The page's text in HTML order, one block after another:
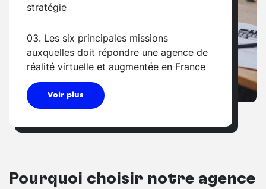
stratégie
03. Les six principales missions
auxquelles doit répondre une agence de
réalité virtuelle et augmentée en France
Voir plus
Pourquoi choisir notre agence